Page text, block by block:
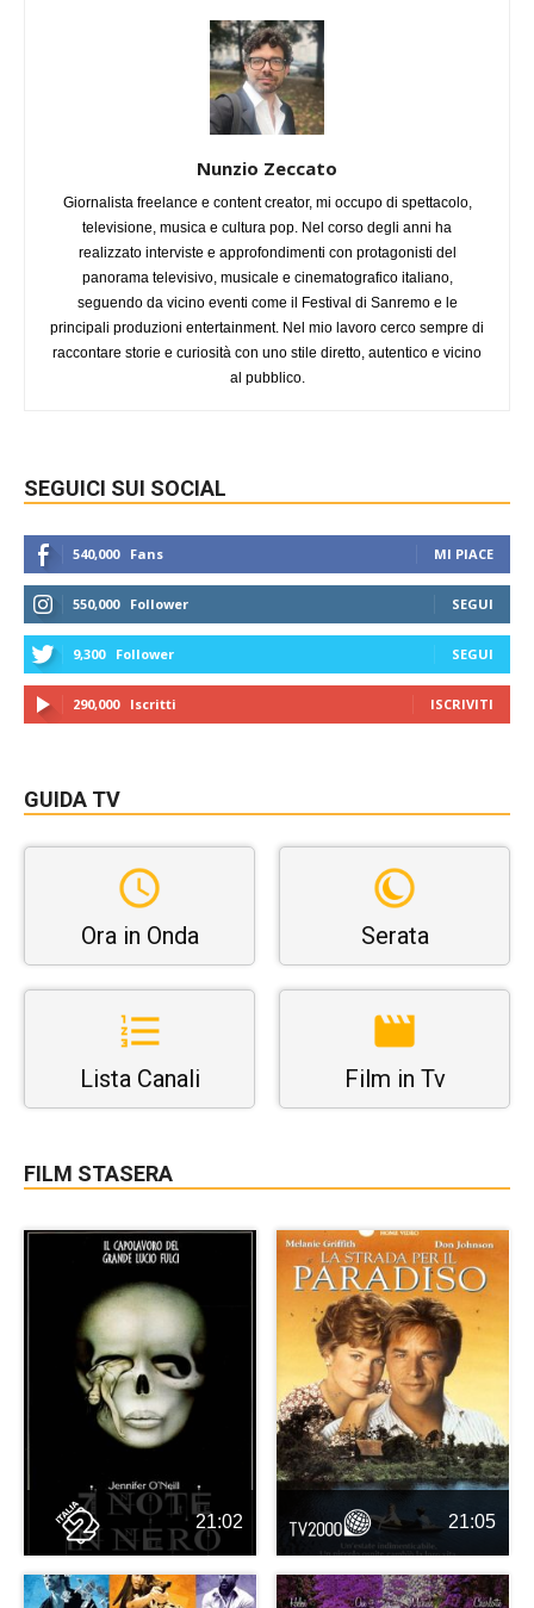
Nunzio Zeccato
Giornalista freelance e content creator, mi occupo di spettacolo,
televisione, musica e cultura pop. Nel corso degli anni ha
realizzato interviste e approfondimenti con protagonisti del
panorama televisivo, musicale e cinematografico italiano,
seguendo da vicino eventi come il Festival di Sanremo e le
principali produzioni entertainment. Nel mio lavoro cerco sempre di
raccontare storie e curiosità con uno stile diretto, autentico e vicino
al pubblico.
SEGUICI SUI SOCIAL
540,000 Fans MI PIACE
550,000 Follower SEGUI
9,300 Follower SEGUI
290,000 Iscritti ISCRIVITI
GUIDA TV
Ora in Onda Serata
Lista Canali Film in Tv
FILM STASERA
21:02 21:05